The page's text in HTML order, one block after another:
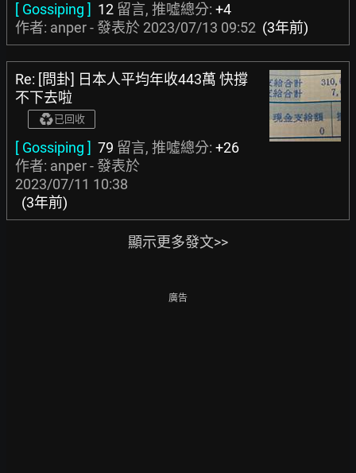
[ Gossiping ] 12 留言, 推噓總分: +4
作者: anper - 發表於 2023/07/13 09:52 (3年前)
Re: [問卦] 日本人平均年收443萬 快撐
不下去啦
已回收
[ Gossiping ] 79 留言, 推噓總分: +26
作者: anper - 發表於
2023/07/11 10:38
(3年前)
顯示更多發文>>
廣告